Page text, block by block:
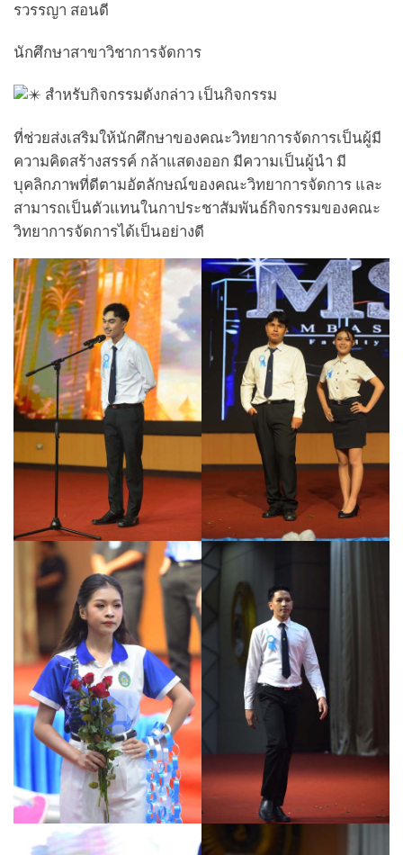
รวรรญา สอนดี
นักศึกษาสาขาวิชาการจัดการ
สำหรับกิจกรรมดังกล่าว เป็นกิจกรรม
ที่ช่วยส่งเสริมให้นักศึกษาของคณะวิทยาการจัดการเป็นผู้มี
ความคิดสร้างสรรค์ กล้าแสดงออก มีความเป็นผู้นำ มี
บุคลิกภาพที่ดีตามอัตลักษณ์ของคณะวิทยาการจัดการ และ
สามารถเป็นตัวแทนในกาประชาสัมพันธ์กิจกรรมของคณะ
วิทยาการจัดการได้เป็นอย่างดี